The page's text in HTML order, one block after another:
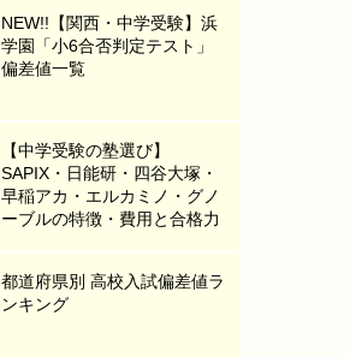
NEW!!【関西・中学受験】浜
学園「小6合否判定テスト」
偏差値一覧
【中学受験の塾選び】
SAPIX・日能研・四谷大塚・
早稲アカ・エルカミノ・グノ
ーブルの特徴・費用と合格力
都道府県別 高校入試偏差値ラ
ンキング